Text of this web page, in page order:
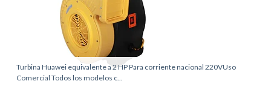
Turbina Huawei equivalente a 2 HP Para corriente nacional 220VUso
Comercial Todos los modelos c...